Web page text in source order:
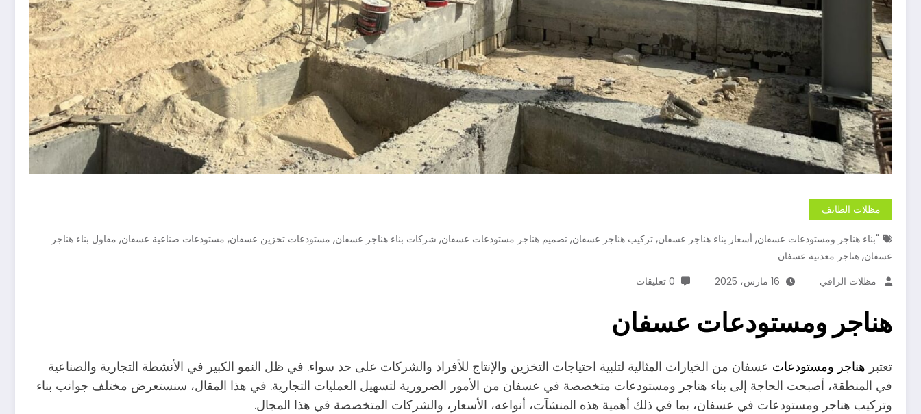
مظلات الطايف
"بناء هناجر ومستودعات عسفان, أسعار بناء هناجر عسفان, تركيب هناجر عسفان, تصميم هناجر مستودعات عسفان, شركات بناء هناجر عسفان, مستودعات تخزين عسفان, مستودعات صناعية عسفان, مقاول بناء هناجر
عسفان, هناجر معدنية عسفان
مظلات الراقي
16 مارس، 2025 0 تعليقات
هناجر ومستودعات عسفان
تعتبر هناجر ومستودعات عسفان من الخيارات المثالية لتلبية احتياجات التخزين والإنتاج للأفراد والشركات على حد سواء. في ظل النمو الكبير في الأنشطة التجارية والصناعية
في المنطقة، أصبحت الحاجة إلى بناء هناجر ومستودعات متخصصة في عسفان من الأمور الضرورية لتسهيل العمليات التجارية. في هذا المقال، سنستعرض مختلف جوانب بناء
وتركيب هناجر ومستودعات في عسفان، بما في ذلك أهمية هذه المنشآت، أنواعه، الأسعار، والشركات المتخصصة في هذا المجال.